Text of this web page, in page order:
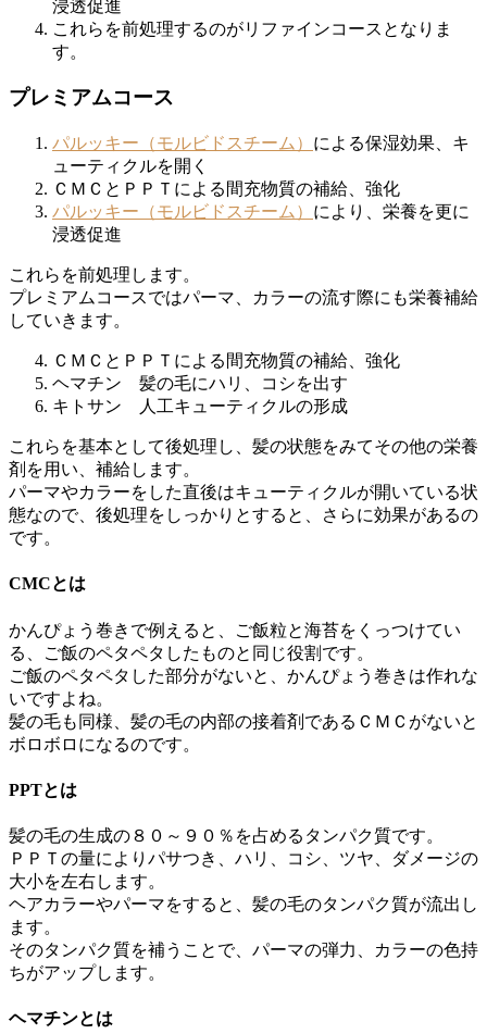
浸透促進
これらを前処理するのがリファインコースとなりま
す。
プレミアムコース
パルッキー（モルビドスチーム） による保湿効果、キ
ューティクルを開く
ＣＭＣとＰＰＴによる間充物質の補給、強化
パルッキー（モルビドスチーム） により、栄養を更に
浸透促進
これらを前処理します。
プレミアムコースではパーマ、カラーの流す際にも栄養補給
していきます。
ＣＭＣとＰＰＴによる間充物質の補給、強化
ヘマチン 髪の毛にハリ、コシを出す
キトサン 人工キューティクルの形成
これらを基本として後処理し、髪の状態をみてその他の栄養
剤を用い、補給します。
パーマやカラーをした直後はキューティクルが開いている状
態なので、 後処理をしっかりとすると、さらに効果があるの
です。
CMCとは
かんぴょう巻きで例えると、ご飯粒と海苔をくっつけてい
る、
ご飯のペタペタしたものと同じ役割です。
ご飯のペタペタした部分がないと、かんぴょう巻きは作れな
いですよね。
髪の毛も同様、髪の毛の内部の接着剤であるＣＭＣがないと
ボロボロになるのです。
PPTとは
髪の毛の生成の８０～９０％を占めるタンパク質です。
ＰＰＴの量によりパサつき、ハリ、コシ、ツヤ、ダメージの
大小を左右します。
ヘアカラーやパーマをすると、髪の毛のタンパク質が流出し
ます。
そのタンパク質を補うことで、 パーマの弾力、カラーの色持
ちがアップします。
ヘマチンとは